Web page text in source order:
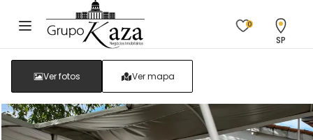
0
SP
Ver fotos Ver mapa